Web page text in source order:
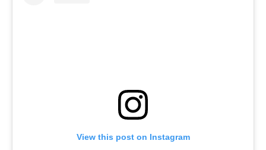
View this post on Instagram